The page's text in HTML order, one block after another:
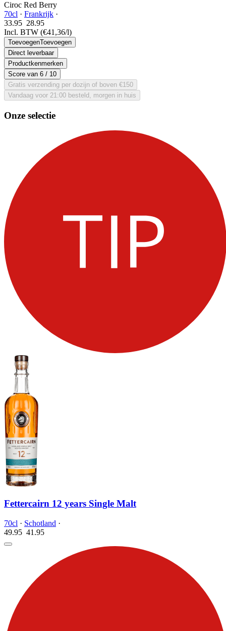
Ciroc Red Berry
70cl · Frankrijk ·
33.95 28.95
Incl. BTW (€41,36/l)
ToevoegenToevoegen
Direct leverbaar
Productkenmerken
Score van 6 / 10
Gratis verzending per dozijn of boven €150
Vandaag voor 21:00 besteld, morgen in huis
Onze selectie
Fettercairn 12 years Single Malt
70cl · Schotland ·
49.95 41.95